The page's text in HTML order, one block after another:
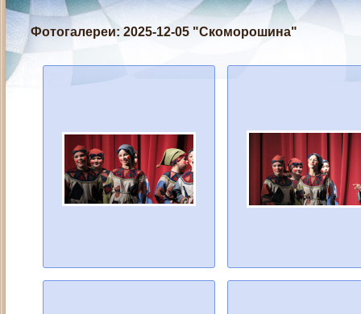
Фотогалереи: 2025-12-05 "Скоморошина"